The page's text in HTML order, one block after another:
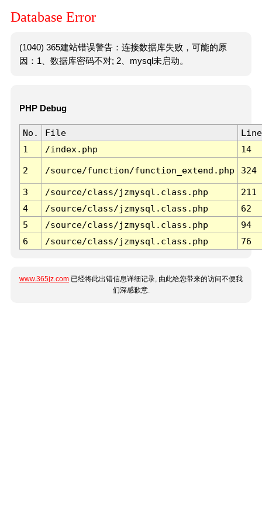
Database Error
(1040) 365建站错误警告：连接数据库失败，可能的原
因：1、数据库密码不对; 2、mysql未启动。
PHP Debug
No. File
Line
1
/index.php 14
2 /source/function/function_extend.php 324
3 /source/class/jzmysql.class.php
211
4
/source/class/jzmysql.class.php
62
5
/source/class/jzmysql.class.php
94
6
/source/class/jzmysql.class.php 76
www.365jz.com 已经将此出错信息详细记录, 由此给您带来的访问不便我
们深感歉意.